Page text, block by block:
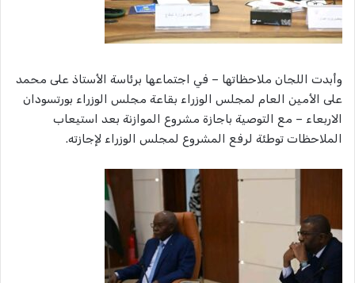
وأبدت اللجان ملاحظاتها – في اجتماعها برئاسة الأستاذ على محمد
على الأمين العام لمجلس الوزراء بقاعة مجلس الوزراء بورتسودان
الاربعاء – مع التوصية باجازة مشروع الموازنة بعد استيعاب
الملاحظات توطئة لرفع المشروع لمجلس الوزراء لإجازته.